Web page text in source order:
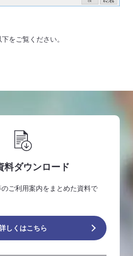
をご覧ください。
料ダウンロード
ご利用案内をまとめた資料で
しくはこちら